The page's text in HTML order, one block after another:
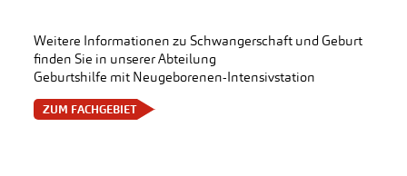
Weitere Informationen zu Schwangerschaft und Geburt
finden Sie in unserer Abteilung
Geburtshilfe mit Neugeborenen-Intensivstation
ZUM FACHGEBIET